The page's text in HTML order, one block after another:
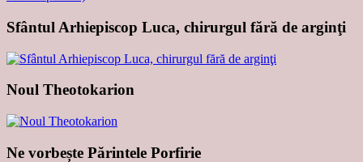
Sfântul Arhiepiscop Luca, chirurgul fără de arginţi
Noul Theotokarion
Ne vorbește Părintele Porfirie